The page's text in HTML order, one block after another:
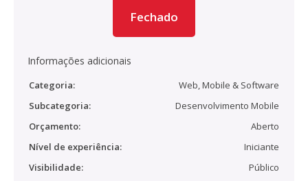
Fechado
Informações adicionais
Categoria:
Web, Mobile & Software
Subcategoria:
Desenvolvimento Mobile
Orçamento:
Aberto
Nível de experiência:
Iniciante
Visibilidade:
Público